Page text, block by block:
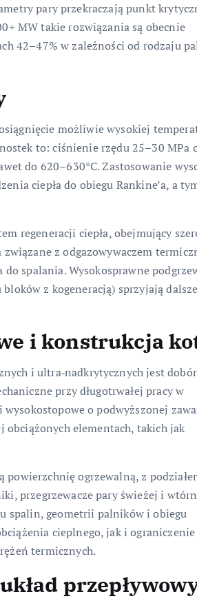
pary przekraczają punkt
MW takie rozwiązania są obecnie
42–47% w zależności od rodzaju
możliwie wysokiej
to: ciśnienie rzędu 25–30 MPa
do 620–630°C. Zastosowanie
ciepła do obiegu Rankine’a, a
regeneracji ciepła, obejmujący
z odgazowywaczem
spalania. Wysokosprawne
z kogeneracją) sprzyjają
i konstrukcja
i ultra‑nadkrytycznych jest dobór
przy długotrwałej pracy w
o podwyższonej
elementach, takich jak
ogrzewalną, z
przegrzewacze pary świeżej i
spalin, geometrii palników i obiegu
cieplnego, jak i ograniczenie
termicznych.